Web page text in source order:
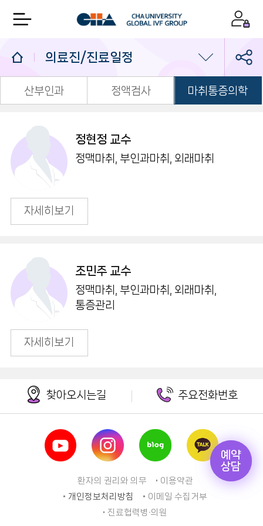
의료진/진료일정
의료진/진료일정
진료예약
1:1 상담실
산부인과 정액검사 마취통증의학
정현정 교수
정맥마취, 부인과마취, 외래마취
자세히보기
조민주 교수
정맥마취, 부인과마취, 외래마취,
통증관리
자세히보기
예약
상담
예약
상담
찾아오시는길 주요전화번호
환자의 권리와 의무
이용약관
개인정보처리방침
이메일 수집거부
진료협력병∙의원